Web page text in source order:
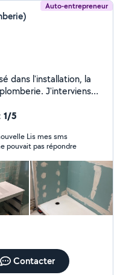
Auto-entrepreneur
dans l'installation, la
J'interviens
avec un travail
1/5
Lis mes sms
pouvait pas répondre
Contacter